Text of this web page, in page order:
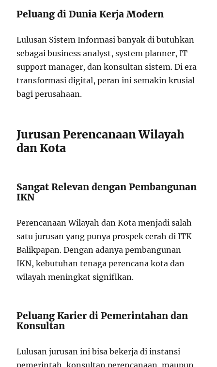
Peluang di Dunia Kerja Modern
Lulusan Sistem Informasi banyak di butuhkan
sebagai business analyst, system planner, IT
support manager, dan konsultan sistem. Di era
transformasi digital, peran ini semakin krusial
bagi perusahaan.
Jurusan Perencanaan Wilayah
dan Kota
Sangat Relevan dengan Pembangunan
IKN
Perencanaan Wilayah dan Kota menjadi salah
satu jurusan yang punya prospek cerah di ITK
Balikpapan. Dengan adanya pembangunan
IKN, kebutuhan tenaga perencana kota dan
wilayah meningkat signifikan.
Peluang Karier di Pemerintahan dan
Konsultan
Lulusan jurusan ini bisa bekerja di instansi